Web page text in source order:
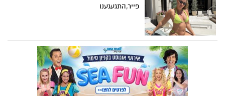
פייר,התגעגענו